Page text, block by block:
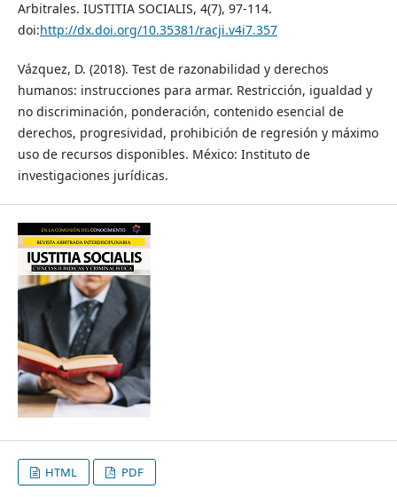
Arbitrales. IUSTITIA SOCIALIS, 4(7), 97-114.
doi:http://dx.doi.org/10.35381/racji.v4i7.357
Vázquez, D. (2018). Test de razonabilidad y derechos
humanos: instrucciones para armar. Restricción, igualdad y
no discriminación, ponderación, contenido esencial de
derechos, progresividad, prohibición de regresión y máximo
uso de recursos disponibles. México: Instituto de
investigaciones jurídicas.
HTML PDF